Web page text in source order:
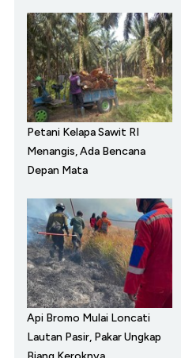
Petani Kelapa Sawit RI
Menangis, Ada Bencana
Depan Mata
Api Bromo Mulai Loncati
Lautan Pasir, Pakar Ungkap